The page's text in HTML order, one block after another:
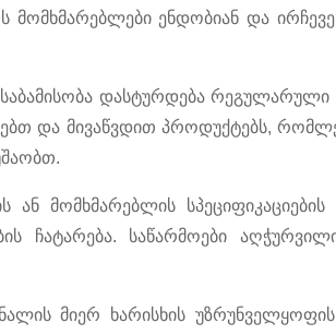
ენდობიან და
დასტურდება რეგულარული
და მივაწვდით პროდუქტებს,
ან მომხმარებლის
ჩატარება. საწარმოები
მიერ ხარისხის უზრუნველყოფის